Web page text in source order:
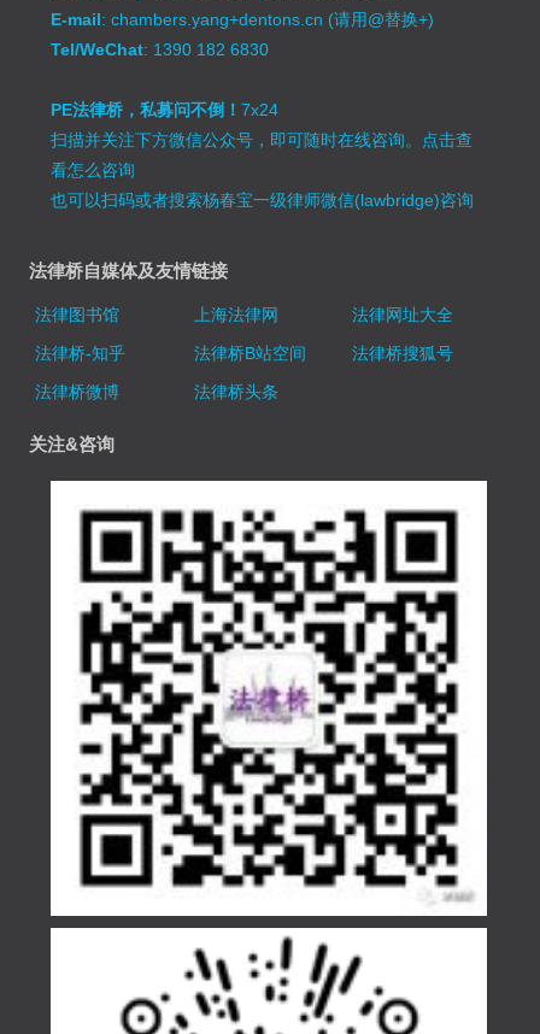
E-mail: chambers.yang+dentons.cn (请用@替换+)
Tel/WeChat: 1390 182 6830
PE法律桥，私募问不倒！7x24
扫描并关注下方微信公众号，即可随时在线咨询。 点击查
看怎么咨询
也可以扫码或者搜索杨春宝一级律师微信(lawbridge)咨询
法律桥自媒体及友情链接
法律图书馆 上海法律网
法律网址大全
法律桥-知乎
法律桥B站空间
法律桥搜狐号
法律桥微博
法律桥头条
关注&咨询